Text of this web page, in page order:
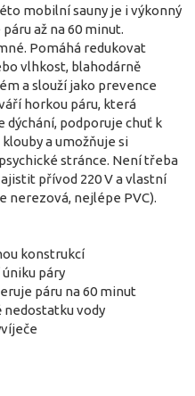
mobilní sauny je i výkonný
až na 60 minut.
Pomáhá redukovat
vlhkost, blahodárně
a slouží jako prevence
horkou páru, která
dýchání, podporuje chuť k
a umožňuje si
stránce. Není třeba
přívod 220 V a vlastní
nerezová, nejlépe PVC).
konstrukcí
páry
páru na 60 minut
nedostatku vody